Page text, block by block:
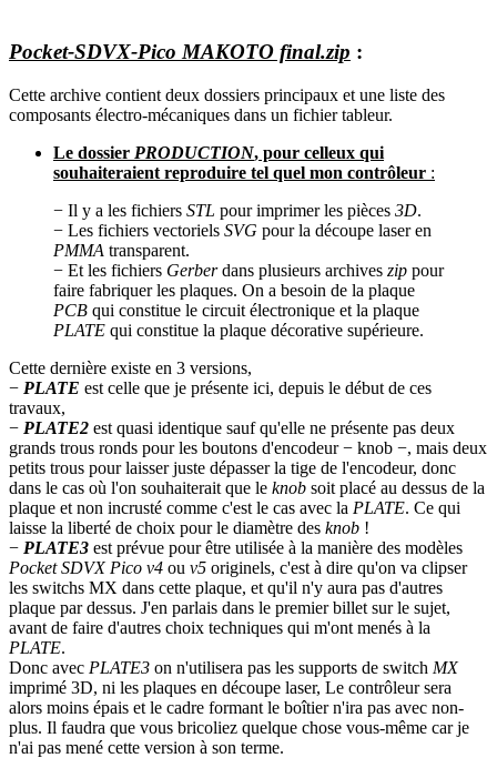
Pocket-SDVX-Pico MAKOTO final.zip :
Cette archive contient deux dossiers principaux et une liste des
composants électro-mécaniques dans un fichier tableur.
Le dossier PRODUCTION, pour celleux qui
souhaiteraient reproduire tel quel mon contrôleur :
− Il y a les fichiers STL pour imprimer les pièces 3D.
− Les fichiers vectoriels SVG pour la découpe laser en
PMMA transparent.
− Et les fichiers Gerberdans plusieurs archives zip pour
faire fabriquer les plaques. On a besoin de la plaque
PCB qui constitue le circuit électronique et la plaque
PLATE qui constitue la plaque décorative supérieure.
Cette dernière existe en 3 versions,
− PLATE est celle que je présente ici, depuis le début de ces
travaux,
− PLATE2 est quasi identique sauf qu'elle ne présente pas deux
grands trous ronds pour les boutons d'encodeur − knob −, mais deux
petits trous pour laisser juste dépasser la tige de l'encodeur, donc
dans le cas où l'on souhaiterait que le knob soit placé au dessus de la
plaque et non incrusté comme c'est le cas avec la PLATE. Ce qui
laisse la liberté de choix pour le diamètre des knob !
− PLATE3 est prévue pour être utilisée à la manière des modèles
Pocket SDVX Pico v4 ou v5 originels, c'est à dire qu'on va clipser
les switchs MX dans cette plaque, et qu'il n'y aura pas d'autres
plaque par dessus. J'en parlais dans le premier billet sur le sujet,
avant de faire d'autres choix techniques qui m'ont menés à la
PLATE.
Donc avec PLATE3 on n'utilisera pas les supports de switch MX
imprimé 3D, ni les plaques en découpe laser, Le contrôleur sera
alors moins épais et le cadre formant le boîtier n'ira pas avec non-
plus. Il faudra que vous bricoliez quelque chose vous-même car je
n'ai pas mené cette version à son terme.